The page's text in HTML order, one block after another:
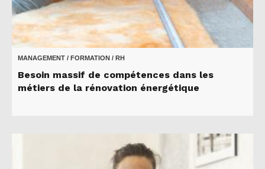
MANAGEMENT / FORMATION / RH
Besoin massif de compétences dans les
métiers de la rénovation énergétique